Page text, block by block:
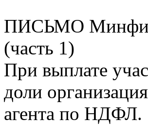
ПИСЬМО
(часть 1)
При выплате
доли
агента по НДФЛ.